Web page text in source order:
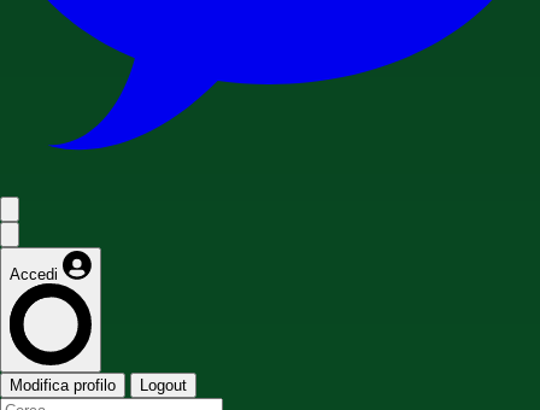
Accedi
Modifica profilo Logout